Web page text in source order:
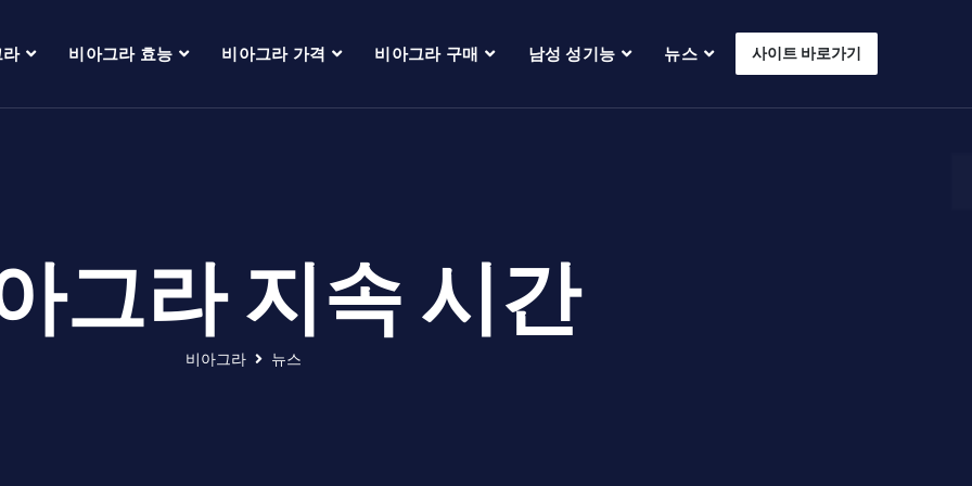
비아그라 효능 비아그라 가격 비아그라 구매 남성 성기능 뉴스 사이트 바로가기
그라 지속 시간
비아그라 뉴스